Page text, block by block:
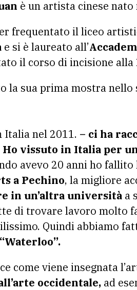
è un artista cinese
frequentato il liceo
e si è laureato all’
il corso di incisione alla
la sua prima mostra nello
Italia nel 2011. – ci ha
Ho vissuto in Italia per
avevo 20 anni ho fallito
a Pechino, la migliore
in un’altra università a
di trovare lavoro molto
Quindi abbiamo
come viene insegnata
occidentale, ad